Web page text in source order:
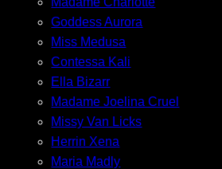
Goddess Aurora
Miss Medusa
Contessa Kali
Ella Bizarr
Madame Joelina Cruel
Missy Van Licks
Herrin Xena
Maria Madly